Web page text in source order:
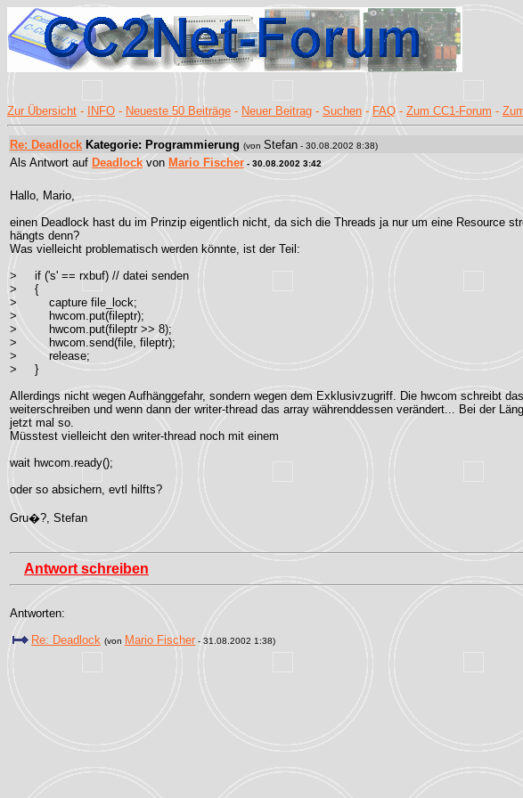
Zur Übersicht - INFO - Neueste 50 Beiträge - Neuer Beitrag - Suchen - FAQ - Zum CC1-Forum -
Re: Deadlock Kategorie: Programmierung (von Stefan - 30.08.2002 8:38)
Als Antwort auf Deadlockvon Mario Fischer - 30.08.2002 3:42
Hallo, Mario,
einen Deadlock hast du im Prinzip eigentlich nicht, da sich die Threads ja nur um eine Resource
hängts denn?
Was vielleicht problematisch werden könnte, ist der Teil:
> if ('s' == rxbuf) // datei senden
> {
> capture file_lock;
> hwcom.put(fileptr);
> hwcom.put(fileptr >> 8);
> hwcom.send(file, fileptr);
> release;
> }
Allerdings nicht wegen Aufhänggefahr, sondern wegen dem Exklusivzugriff. Die hwcom schreibt
weiterschreiben und wenn dann der writer-thread das array währenddessen verändert... Bei der
jetzt mal so.
Müsstest vielleicht den writer-thread noch mit einem
wait hwcom.ready();
oder so absichern, evtl hilfts?
Gru�?, Stefan
Antwort schreiben
Antworten:
Re: Deadlock (von Mario Fischer - 31.08.2002 1:38)